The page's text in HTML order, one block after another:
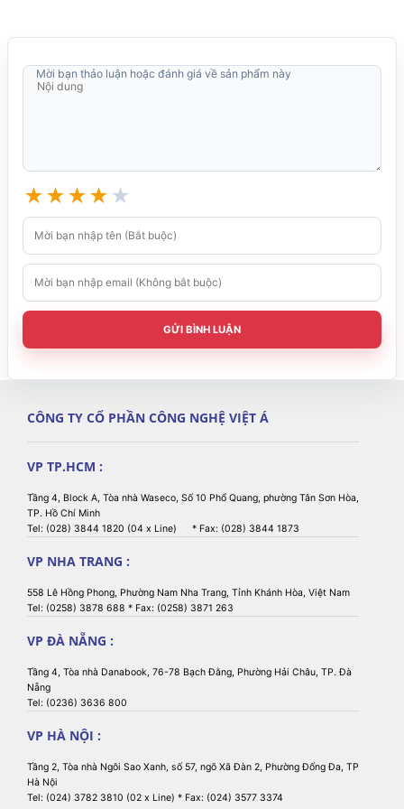
★★★★ ★
GỬI BÌNH LUẬN
Mời bạn thảo luận hoặc đánh giá về sản phẩm này
CÔNG TY CỔ PHẦN CÔNG NGHỆ VIỆT Á
VP TP.HCM :
Tầng 4, Block A, Tòa nhà Waseco, Số 10 Phổ Quang, phường Tân Sơn Hòa,
TP. Hồ Chí Minh
Tel: (028) 3844 1820 (04 x Line) * Fax: (028) 3844 1873
VP NHA TRANG :
558 Lê Hồng Phong, Phường Nam Nha Trang, Tỉnh Khánh Hòa, Việt Nam
Tel: (0258) 3878 688 * Fax: (0258) 3871 263
VP ĐÀ NẴNG :
Tầng 4, Tòa nhà Danabook, 76-78 Bạch Đằng, Phường Hải Châu, TP. Đà
Nẵng
Tel: (0236) 3636 800
VP HÀ NỘI :
Tầng 2, Tòa nhà Ngôi Sao Xanh, số 57, ngõ Xã Đàn 2, Phường Đống Đa, TP
Hà Nội
Tel: (024) 3782 3810 (02 x Line) * Fax: (024) 3577 3374